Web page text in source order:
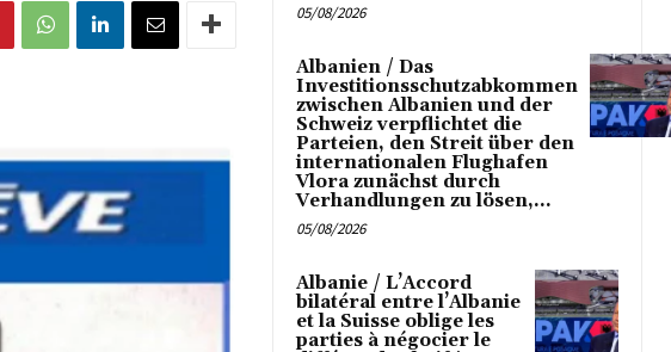
05/08/2026
Albanien / Das
Investitionsschutzabkommen
zwischen Albanien und der
Schweiz verpflichtet die
Parteien, den Streit über den
internationalen Flughafen
Vlora zunächst durch
Verhandlungen zu lösen,...
05/08/2026
Albanie / L’Accord
bilatéral entre l’Albanie
et la Suisse oblige les
parties à négocier le